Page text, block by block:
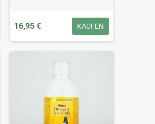
16,95 € KAUFEN